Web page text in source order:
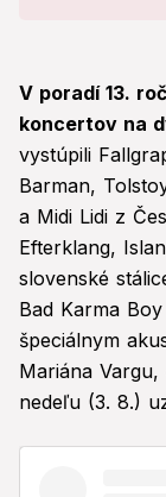
V poradí 13.
koncertov na
vystúpili
Barman,
a Midi Lidi z
Efterklang,
slovenské
Bad Karma
špeciálnym
Mariána
nedeľu (3. 8.)